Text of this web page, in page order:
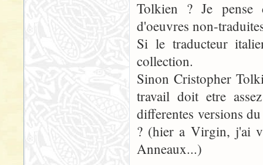
Tolkien ? Je pense
d'oeuvres non-
Si le traducteur
collection.
Sinon Cristopher
travail doit etre
differentes versions
? (hier a Virgin, j'ai
Anneaux...)